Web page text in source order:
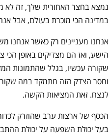
נמצא בחצר האחורית שלך, זה לא
במדינה הכי מוכרת בעולם, אבל
אנחנו מעניינים רק כאשר אנחנו
הישע, ואז הם מצדיקים באופן הכי
שקורה עכשיו, בגלל שהתמונות
וחסר הצדק הזה מתמקד במה
לנצח. זאת המציאות הקשה.
הכסף של ארצות ערב שהוזרק
בעל יכולת השפעה על יכולת